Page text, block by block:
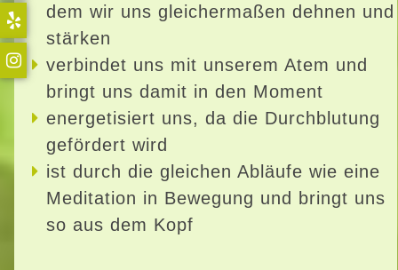
dem wir uns gleichermaßen dehnen und
stärken
verbindet uns mit unserem Atem und
bringt uns damit in den Moment
energetisiert uns, da die Durchblutung
gefördert wird
ist durch die gleichen Abläufe wie eine
Meditation in Bewegung und bringt uns
so aus dem Kopf